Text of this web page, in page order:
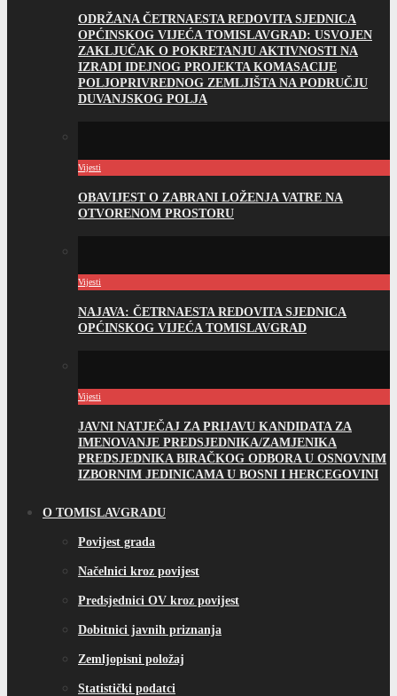
ODRŽANA ČETRNAESTA REDOVITA SJEDNICA
OPĆINSKOG VIJEĆA TOMISLAVGRAD: USVOJEN
ZAKLJUČAK O POKRETANJU AKTIVNOSTI NA
IZRADI IDEJNOG PROJEKTA KOMASACIJE
POLJOPRIVREDNOG ZEMLJIŠTA NA PODRUČJU
DUVANJSKOG POLJA
Vijesti
OBAVIJEST O ZABRANI LOŽENJA VATRE NA
OTVORENOM PROSTORU
Vijesti
NAJAVA: ČETRNAESTA REDOVITA SJEDNICA
OPĆINSKOG VIJEĆA TOMISLAVGRAD
Vijesti
JAVNI NATJEČAJ ZA PRIJAVU KANDIDATA ZA
IMENOVANJE PREDSJEDNIKA/ZAMJENIKA
PREDSJEDNIKA BIRAČKOG ODBORA U OSNOVNIM
IZBORNIM JEDINICAMA U BOSNI I HERCEGOVINI
O TOMISLAVGRADU
Povijest grada
Načelnici kroz povijest
Predsjednici OV kroz povijest
Dobitnici javnih priznanja
Zemljopisni položaj
Statistički podatci